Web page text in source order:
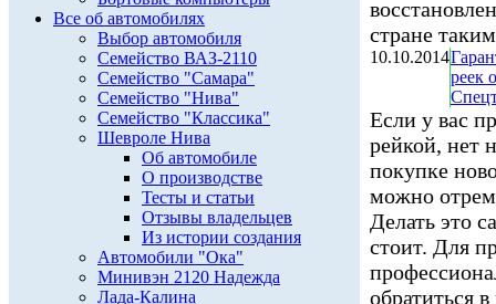
Все об автомобилях
Выбор автомобиля
Семейство ВАЗ-2110
Семейство "Самара"
Семейство "Нива"
Семейство "Классика"
Шевроле Нива
Об автомобиле
О производстве
Тесты и статьи
Отзывы владельцев
Из истории создания
Автомобили "Ока"
Минивэн 2120 Надежда
Лада-Калина
стране
10.10.2014
реек
Если у вас
рейкой, нет
покупке
можно
Делать это
стоит. Для
обратиться